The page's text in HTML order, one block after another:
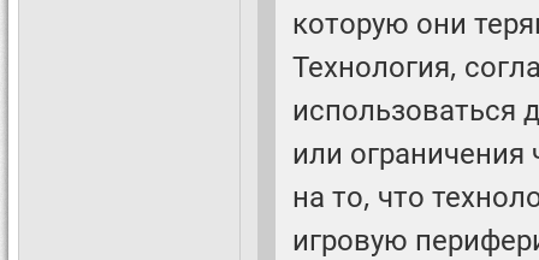
которую они
Технология,
использоваться
или
на то, что
игровую